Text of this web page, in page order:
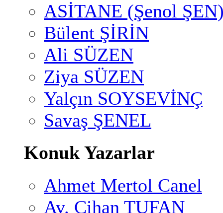
ASİTANE (Şenol
Bülent ŞİRİN
Ali SÜZEN
Ziya SÜZEN
Yalçın SOYSEVİNÇ
Savaş ŞENEL
Konuk Yazarlar
Ahmet Mertol Canel
Av. Cihan TUFAN